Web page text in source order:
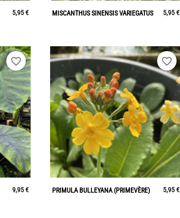
5,95 € Aperçu rapide
MISCANTHUS SINENSIS VARIEGATUS 5,95 €
9,95 €
favorite_border
Aperçu rapide
PRIMULA BULLEYANA (PRIMEVÈRE) 5,95 €
favorite_border